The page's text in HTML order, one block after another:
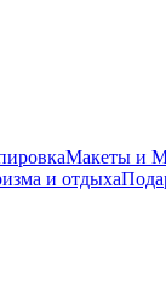
Макеты и
и отдыха